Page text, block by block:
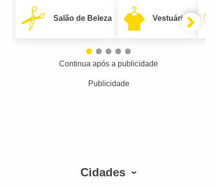
Salão de Beleza Vestuário
Continua após a publicidade
Publicidade
Cidades